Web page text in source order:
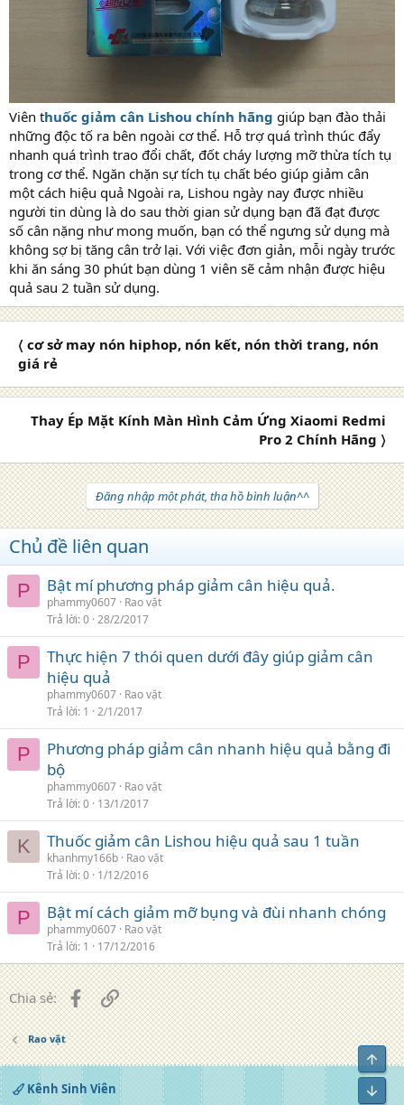
Viên thuốc giảm cân Lishou chính hãng giúp bạn đào thải
những độc tố ra bên ngoài cơ thể. Hỗ trợ quá trình thúc đẩy
nhanh quá trình trao đổi chất, đốt cháy lượng mỡ thừa tích tụ
trong cơ thể. Ngăn chặn sự tích tụ chất béo giúp giảm cân
một cách hiệu quả Ngoài ra, Lishou ngày nay được nhiều
người tin dùng là do sau thời gian sử dụng bạn đã đạt được
số cân nặng như mong muốn, bạn có thể ngưng sử dụng mà
không sợ bị tăng cân trở lại. Với việc đơn giản, mỗi ngày trước
khi ăn sáng 30 phút bạn dùng 1 viên sẽ cảm nhận được hiệu
quả sau 2 tuần sử dụng.
〈 cơ sở may nón hiphop, nón kết, nón thời trang, nón
giá rẻ
Thay Ép Mặt Kính Màn Hình Cảm Ứng Xiaomi Redmi
Pro 2 Chính Hãng 〉
Đăng nhập một phát, tha hồ bình luận^^
Chủ đề liên quan
P Bật mí phương pháp giảm cân hiệu quả.
phammy0607 Rao vặt
Trả lời 0 28/2/2017
P
Thực hiện 7 thói quen dưới đây giúp giảm cân
hiệu quả
phammy0607 Rao vặt
Trả lời 1 2/1/2017
P
Phương pháp giảm cân nhanh hiệu quả bằng đi
bộ
phammy0607 Rao vặt
Trả lời 0 13/1/2017
K Thuốc giảm cân Lishou hiệu quả sau 1 tuần
khanhmy166b Rao vặt
Trả lời 0 1/12/2016
P Bật mí cách giảm mỡ bụng và đùi nhanh chóng
phammy0607 Rao vặt
Trả lời 1 17/12/2016
Chia sẻ: FacebookLiên kết
Rao vặt
Kênh Sinh Viên
Top